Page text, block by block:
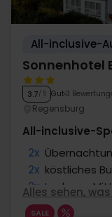
All-inclusive-
Sonnenhotel
3.7/ 5 Gut 3
Regensburg
All-inclusive-
2x
2x köstliches
2x Leckeres
2x Gratis
Alles sehen,
SALE